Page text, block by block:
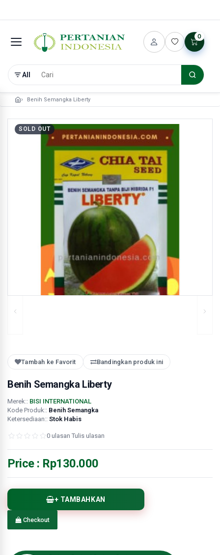
All
0
Benih Semangka Liberty
SOLD OUT
Tambah ke Favorit Bandingkan produk ini
Benih Semangka Liberty
Merek:: BISI INTERNATIONAL
Kode Produk:: Benih Semangka
Ketersediaan:: Stok Habis
0 ulasan Tulis ulasan
Price : Rp130.000
+ TAMBAHKAN
Checkout